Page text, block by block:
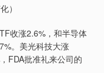
）
收涨2.6%，和半导体
。美光科技大涨
FDA批准礼来公司的